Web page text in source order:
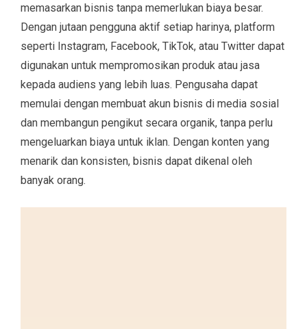
memasarkan bisnis tanpa memerlukan biaya besar.
Dengan jutaan pengguna aktif setiap harinya, platform
seperti Instagram, Facebook, TikTok, atau Twitter dapat
digunakan untuk mempromosikan produk atau jasa
kepada audiens yang lebih luas. Pengusaha dapat
memulai dengan membuat akun bisnis di media sosial
dan membangun pengikut secara organik, tanpa perlu
mengeluarkan biaya untuk iklan. Dengan konten yang
menarik dan konsisten, bisnis dapat dikenal oleh
banyak orang.